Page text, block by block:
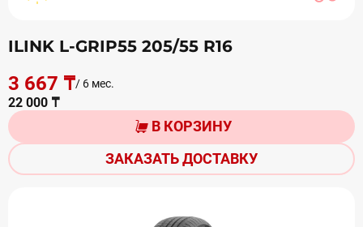
ILINK L-GRIP55 205/55 R16
3 667 ₸/ 6 мес.
22 000 ₸
В КОРЗИНУ
ЗАКАЗАТЬ ДОСТАВКУ